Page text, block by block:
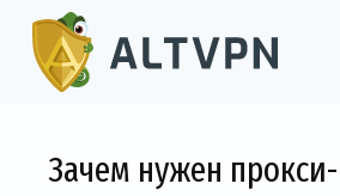
Зачем нужен